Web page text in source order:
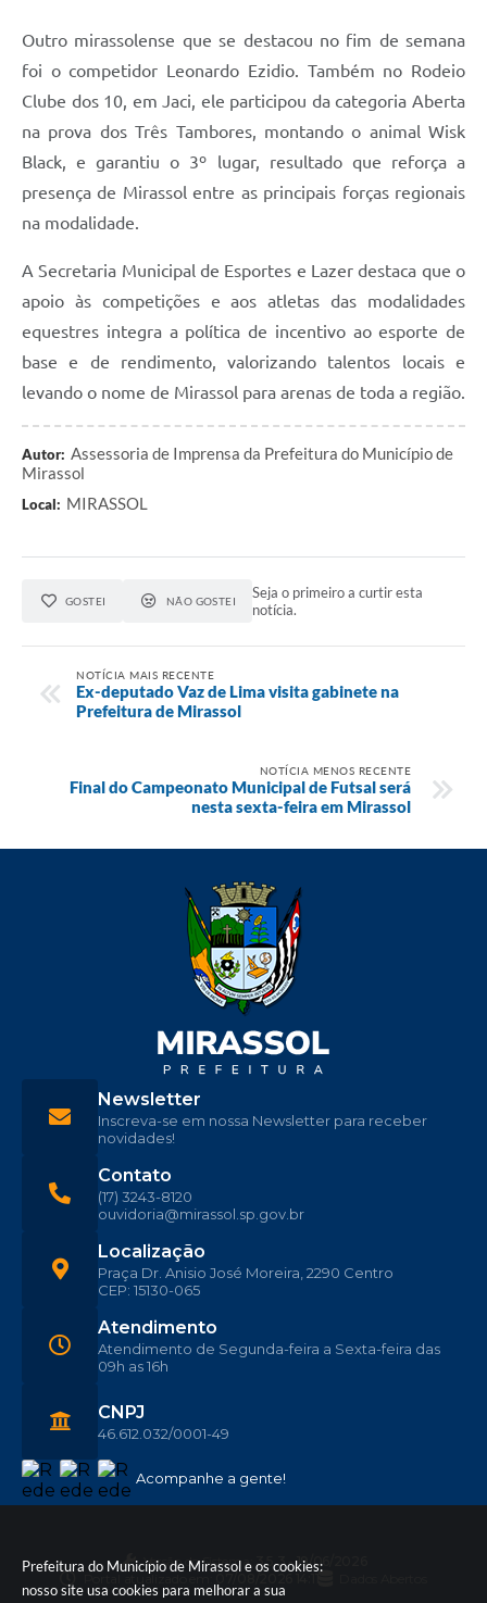
Prefeitura do Município de Mirassol e os cookies:
nosso site usa cookies para melhorar a sua
Outro mirassolense que se destacou no fim de semana
foi o competidor Leonardo Ezidio. Também no Rodeio
Clube dos 10, em Jaci, ele participou da categoria Aberta
na prova dos Três Tambores, montando o animal Wisk
Black, e garantiu o 3º lugar, resultado que reforça a
presença de Mirassol entre as principais forças regionais
na modalidade.
A Secretaria Municipal de Esportes e Lazer destaca que o
apoio às competições e aos atletas das modalidades
equestres integra a política de incentivo ao esporte de
base e de rendimento, valorizando talentos locais e
levando o nome de Mirassol para arenas de toda a região.
Autor: Assessoria de Imprensa da Prefeitura do Município de
Mirassol
Local: MIRASSOL
GOSTEI NÃO GOSTEI
Seja o primeiro a curtir esta
notícia.
NOTÍCIA MAIS RECENTE
Ex-deputado Vaz de Lima visita gabinete na
Prefeitura de Mirassol
NOTÍCIA MENOS RECENTE
Final do Campeonato Municipal de Futsal será
nesta sexta-feira em Mirassol
Acompanhe a gente!
Localização
Praça Dr. Anisio José Moreira, 2290 Centro
CEP: 15130-065
Contato
(17) 3243-8120
ouvidoria@mirassol.sp.gov.br
Atendimento
Atendimento de Segunda-feira a Sexta-feira das
09h as 16h
CNPJ
46.612.032/0001-49
Newsletter
Inscreva-se em nossa Newsletter para receber
novidades!
Versão do Sistema: 3.5.3 - 19/06/2026
Portal atualizado em: